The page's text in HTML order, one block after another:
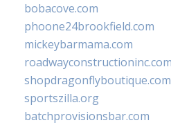
bobacove.com
phoone24brookfield.com
mickeybarmama.com
roadwayconstructioninc.com
shopdragonflyboutique.com
sportszilla.org
batchprovisionsbar.com